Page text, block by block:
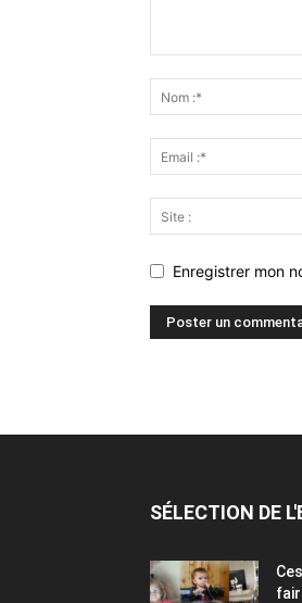
Enregistrer mon
SÉLECTION DE